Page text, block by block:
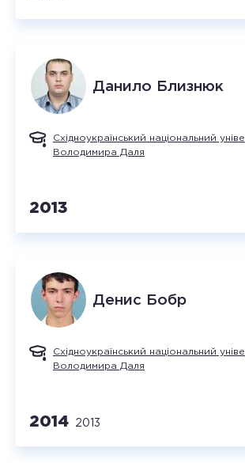
Данило Близнюк
Східноукраїнський національний
Володимира Даля
2013
Денис Бобр
Східноукраїнський національний
Володимира Даля
2014 2013